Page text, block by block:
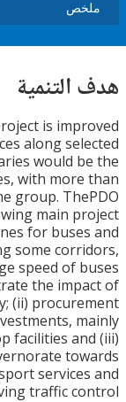
the project is
services along
would
with
group.
following main
lanes for
along some
speed of
the
(ii)
investments,
facilities
Governorate
improving traffic